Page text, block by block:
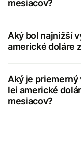
mesiacov?
Aký bol najnižší
americké doláre
Aký je
lei americké
mesiacov?